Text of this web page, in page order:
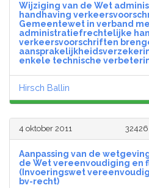
Wijziging van de Wet
handhaving
Gemeentewet in verband
administratiefrechtelijke
verkeersvoorschriften
enkele technische
Hirsch Ballin
4 oktober 2011 32426
Aanpassing van de
de Wet vereenvoudiging en
(Invoeringswet
bv-recht)